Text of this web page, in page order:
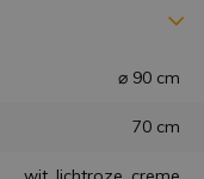
⌀ 90 cm
70 cm